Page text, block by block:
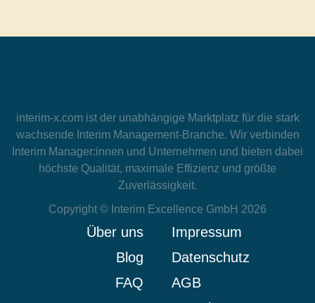
interim-x.comist der unabhängige Marktplatz für die stark
wachsende Interim Management-Branche. Wir verbinden
Interim Manager:innen und Unternehmen und bieten dabei
höchste Qualität, maximale Effizienz und größte
Zuverlässigkeit.
Copyright © Interim Excellence GmbH 2026
Über uns
Blog
FAQ
Impressum
Datenschutz
AGB